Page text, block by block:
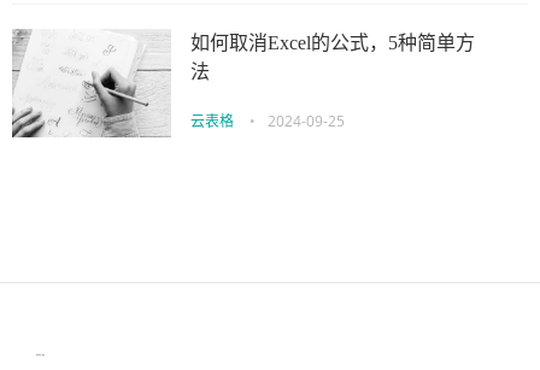
如何取消Excel的公式，5种简单方
法
云表格 • 2024-09-25